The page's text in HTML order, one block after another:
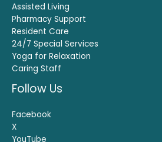
Assisted Living
Pharmacy Support
Resident Care
24/7 Special Services
Yoga for Relaxation
Caring Staff
Follow Us
Facebook
X
YouTube